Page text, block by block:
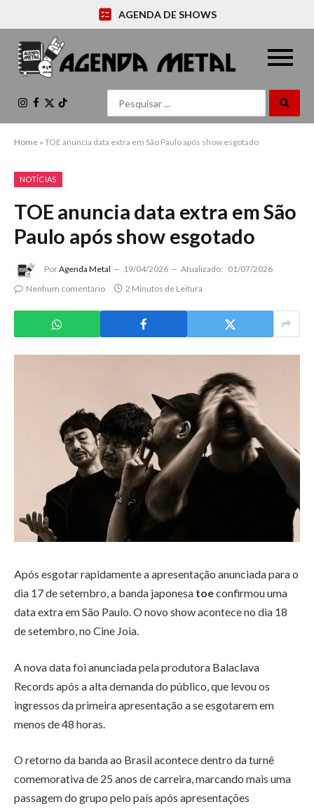
AGENDA DE SHOWS
Instagram
Facebook
X
(Twitter)
TikTok
Home » TOE anuncia data extra em São Paulo após show esgotado
NOTÍCIAS
TOE anuncia data extra em São
Paulo após show esgotado
PorAgenda Metal 19/04/2026 Atualizado: 01/07/2026
Nenhum comentário
2 Minutos de Leitura
Após esgotar rapidamente a apresentação anunciada para o
dia 17 de setembro, a banda japonesa toeconfirmou uma
data extra em São Paulo. O novo show acontece no dia 18
de setembro, no Cine Joia.
A nova data foi anunciada pela produtora Balaclava
Records após a alta demanda do público, que levou os
ingressos da primeira apresentação a se esgotarem em
menos de 48 horas.
O retorno da banda ao Brasil acontece dentro da turnê
comemorativa de 25 anos de carreira, marcando mais uma
passagem do grupo pelo país após apresentações